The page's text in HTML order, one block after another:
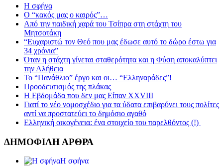
Η σφήνα
Ο “κακός μας ο καιρός”…
Από την παιδική χαρά του Τσίπρα στη στάχτη του
Μητσοτάκη
“Ευχαριστώ τον Θεό που μας έδωσε αυτό το δώρο έστω για
34 χρόνια”
Όταν η στάχτη γίνεται σταθερότητα και η Φύση αποκαλύπτει
την Αλήθεια
Το “Πανάθλιο” έργο και οι… “Ελληναράδες”!
Προοδευτισμός της πλάκας
Η Εβδομάδα που δεν μας Είπαν XXVIII
Γιατί το νέο νομοσχέδιο για τα ύδατα επιβαρύνει τους πολίτες
αντί να προστατεύει το δημόσιο αγαθό
Ελληνική οικογένεια: ένα στοιχείο του παρελθόντος (!)
ΔΗΜΟΦΙΛΗ ΑΡΘΡΑ
Η σφήνα